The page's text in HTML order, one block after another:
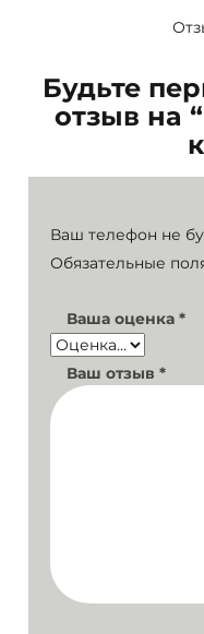
Будьте
отзыв на
Ваш телефон не
Обязательные
Ваша оценка *
Ваш отзыв *